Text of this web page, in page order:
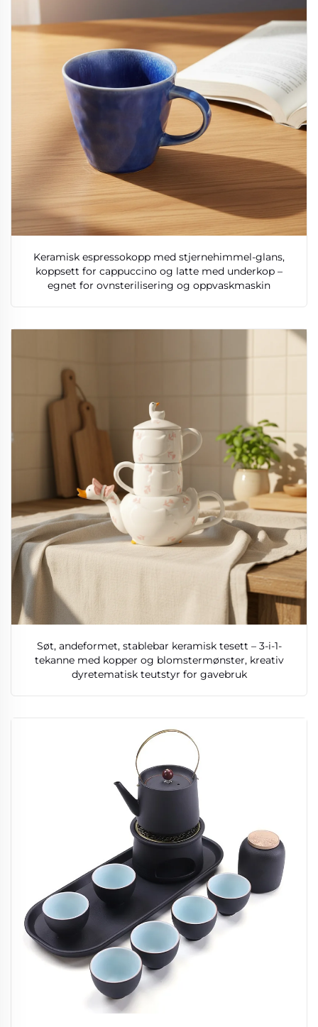
Keramisk espressokopp med stjernehimmel-glans,
koppsett for cappuccino og latte med underkop –
egnet for ovnsterilisering og oppvaskmaskin
Søt, andeformet, stablebar keramisk tesett – 3-i-1-
tekanne med kopper og blomstermønster, kreativ
dyretematisk teutstyr for gavebruk